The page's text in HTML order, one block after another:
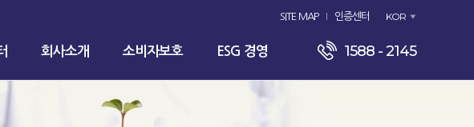
SITE MAP 인증센터 KOR
회사소개 소비자보호 ESG 경영 1588 - 2145